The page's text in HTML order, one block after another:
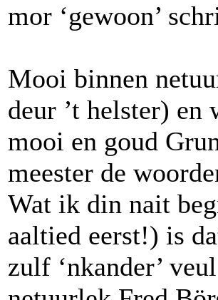
mor ‘gewoon’
Mooi binnen
deur ’t helster) en
mooi en goud
meester de
Wat ik din nait
aaltied eerst!) is
zulf ‘nkander’